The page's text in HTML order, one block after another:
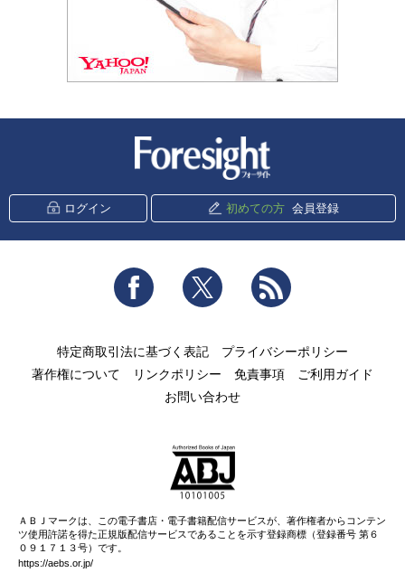
ログイン 初めての方 会員登録
Facebook Twitter
特定商取引法に基づく表記
プライバシーポリシー
著作権について
リンクポリシー 免責事項
ご利用ガイド
お問い合わせ
ＡＢＪマークは、この電子書店・電子書籍配信サービスが、著作権者からコンテン
ツ使用許諾を得た正規版配信サービスであることを示す登録商標（登録番号 第６
０９１７１３号）です。
https://aebs.or.jp/